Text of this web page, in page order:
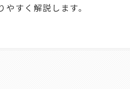
すく解説します。